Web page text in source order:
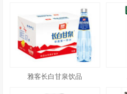
雅客长白甘泉饮品